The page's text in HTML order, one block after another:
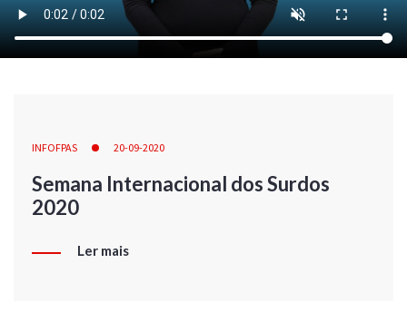
INFOFPAS 20-09-2020
Semana Internacional dos Surdos
2020
Ler mais